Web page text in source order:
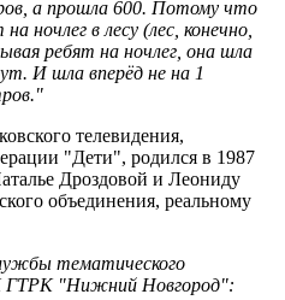
а прошла 600. Потому что
ночлег в лесу (лес, конечно,
ребят на ночлег, она шла
И шла вперёд не на 1
телевидения,
"Дети", родился в 1987
Дроздовой и Леониду
объединения, реальному
тематического
ГТРК "Нижний Новгород":